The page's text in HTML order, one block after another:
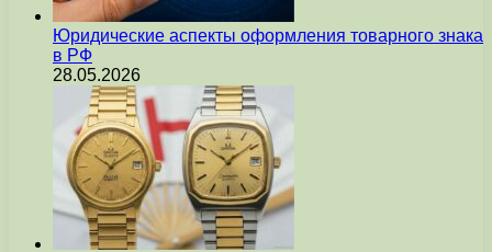
Юридические аспекты оформления товарного знака
в РФ
28.05.2026